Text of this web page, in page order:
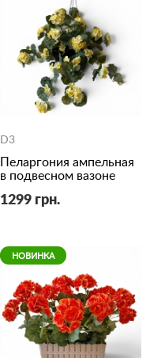
D3
Пеларгония ампельная
в подвесном вазоне
1299 грн.
НОВИНКА